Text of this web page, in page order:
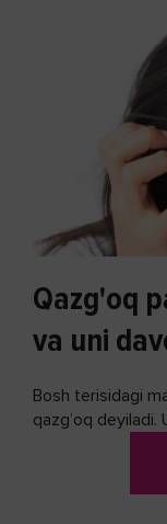
Qazg'oq
va uni
Bosh terisidagi
qazg’oq deyiladi.